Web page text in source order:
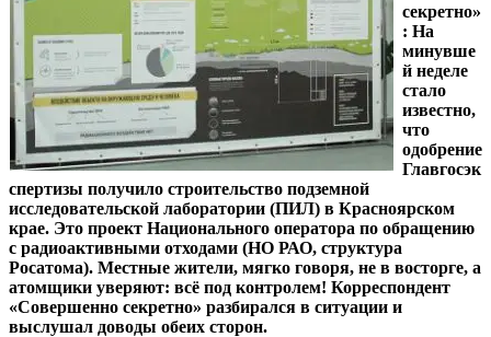
секретно»
: На
минувше
й неделе
стало
известно,
что
одобрение
Главгосэк
спертизы получило строительство подземной
исследовательской лаборатории (ПИЛ) в Красноярском
крае. Это проект Национального оператора по обращению
с радиоактивными отходами (НО РАО, структура
Росатома). Местные жители, мягко говоря, не в восторге, а
атомщики уверяют: всё под контролем! Корреспондент
«Совершенно секретно» разбирался в ситуации и
выслушал доводы обеих сторон.